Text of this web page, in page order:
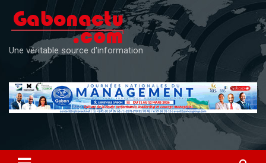
content
Une véritable source d'information